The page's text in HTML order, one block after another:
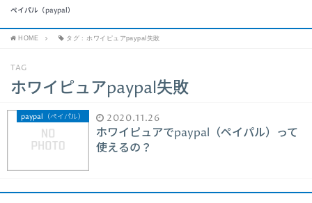
ペイパル（paypal）
HOME タグ : ホワイピュアpaypal失敗
TAG
ホワイピュアpaypal失敗
paypal（ペイパル） 2020.11.26
ホワイピュアでpaypal（ペイパル）って
使えるの？